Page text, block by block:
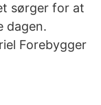
sørger for at
dagen.
Forebygger